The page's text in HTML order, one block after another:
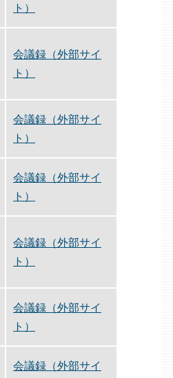
ト）
会議録（外部サイ
ト）
会議録（外部サイ
ト）
会議録（外部サイ
ト）
会議録（外部サイ
ト）
会議録（外部サイ
ト）
会議録（外部サイ